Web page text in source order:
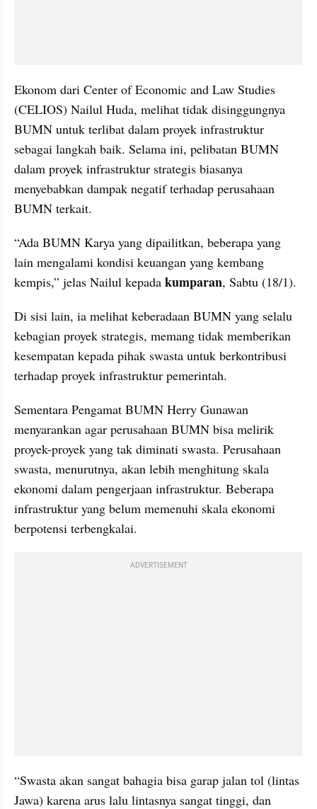
Ekonom dari Center of Economic and Law Studies
(CELIOS) Nailul Huda, melihat tidak disinggungnya
BUMN untuk terlibat dalam proyek infrastruktur
sebagai langkah baik. Selama ini, pelibatan BUMN
dalam proyek infrastruktur strategis biasanya
menyebabkan dampak negatif terhadap perusahaan
BUMN terkait.
“Ada BUMN Karya yang dipailitkan, beberapa yang
lain mengalami kondisi keuangan yang kembang
kempis,” jelas Nailul kepada kumparan, Sabtu (18/1).
Di sisi lain, ia melihat keberadaan BUMN yang selalu
kebagian proyek strategis, memang tidak memberikan
kesempatan kepada pihak swasta untuk berkontribusi
terhadap proyek infrastruktur pemerintah.
Sementara Pengamat BUMN Herry Gunawan
menyarankan agar perusahaan BUMN bisa melirik
proyek-proyek yang tak diminati swasta. Perusahaan
swasta, menurutnya, akan lebih menghitung skala
ekonomi dalam pengerjaan infrastruktur. Beberapa
infrastruktur yang belum memenuhi skala ekonomi
berpotensi terbengkalai.
ADVERTISEMENT
“Swasta akan sangat bahagia bisa garap jalan tol (lintas
Jawa) karena arus lalu lintasnya sangat tinggi, dan